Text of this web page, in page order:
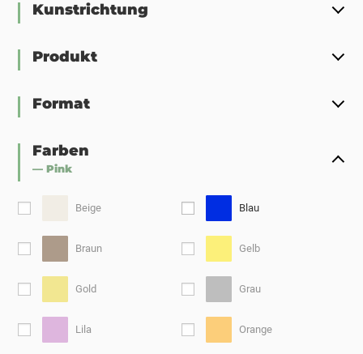
Kunstrichtung
Produkt
Format
Farben
— Pink
Beige Blau
Braun Gelb
Gold Grau
Lila Orange